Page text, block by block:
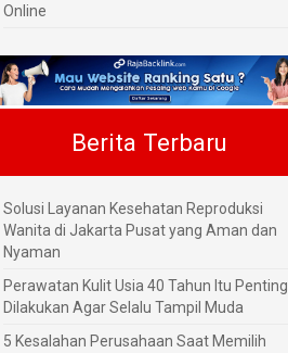
Online
Berita Terbaru
Solusi Layanan Kesehatan Reproduksi
Wanita di Jakarta Pusat yang Aman dan
Nyaman
Perawatan Kulit Usia 40 Tahun Itu Penting
Dilakukan Agar Selalu Tampil Muda
5 Kesalahan Perusahaan Saat Memilih